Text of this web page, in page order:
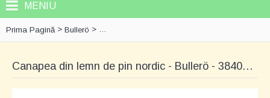
MENIU
Prima Pagină > Bullerö > Canapea din lemn de pin nordic - Bullerö -
Canapea din lemn de pin nordic - Bullerö - 3840377